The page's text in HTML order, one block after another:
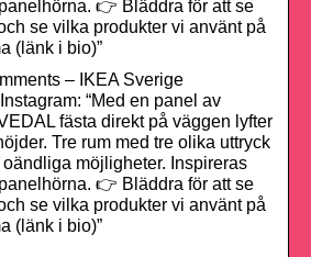
👉 Bläddra för att se
se vilka produkter vi använt på
(länk i bio)”
– IKEA Sverige
“Med en panel av
fästa direkt på väggen lyfter
Tre rum med tre olika uttryck
möjligheter. Inspireras
👉 Bläddra för att se
se vilka produkter vi använt på
(länk i bio)”